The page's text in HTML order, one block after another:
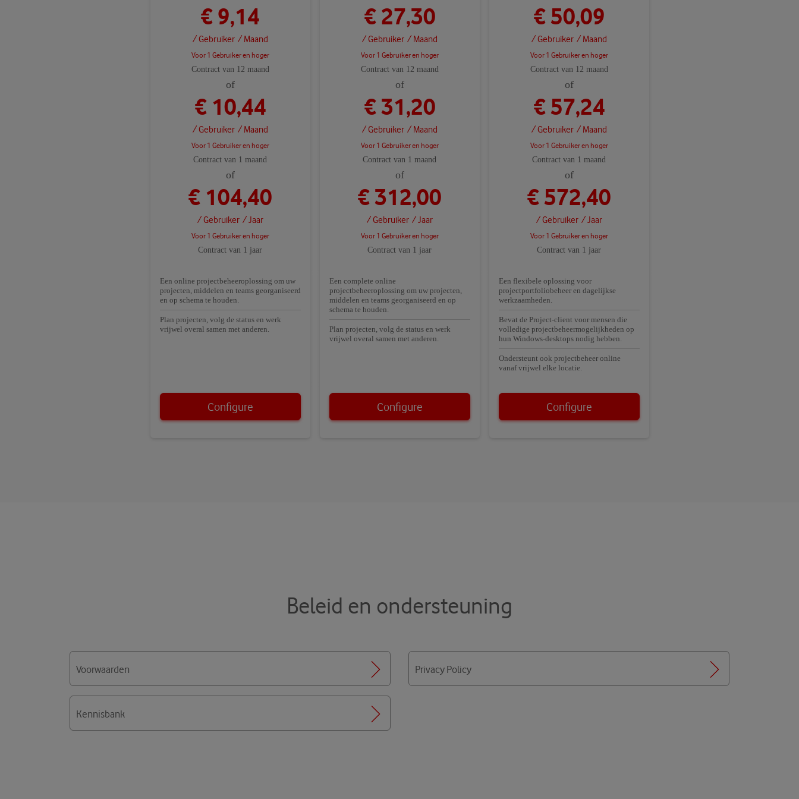
€ 9,14
/ Gebruiker / Maand
Voor 1 Gebruiker en hoger
Contract van 12 maand
of
€ 10,44
/ Gebruiker / Maand
Voor 1 Gebruiker en hoger
Contract van 1 maand
of
€ 104,40
/ Gebruiker / Jaar
Voor 1 Gebruiker en hoger
Contract van 1 jaar
€ 27,30
/ Gebruiker / Maand
Voor 1 Gebruiker en hoger
Contract van 12 maand
of
€ 31,20
/ Gebruiker / Maand
Voor 1 Gebruiker en hoger
Contract van 1 maand
of
€ 312,00
/ Gebruiker / Jaar
Voor 1 Gebruiker en hoger
Contract van 1 jaar
€ 50,09
/ Gebruiker / Maand
Voor 1 Gebruiker en hoger
Contract van 12 maand
of
€ 57,24
/ Gebruiker / Maand
Voor 1 Gebruiker en hoger
Contract van 1 maand
of
€ 572,40
/ Gebruiker / Jaar
Voor 1 Gebruiker en hoger
Contract van 1 jaar
Een online projectbeheeroplossing om uw
projecten, middelen en teams georganiseerd
en op schema te houden.
Plan projecten, volg de status en werk
vrijwel overal samen met anderen.
Een complete online
projectbeheeroplossing om uw projecten,
middelen en teams georganiseerd en op
schema te houden.
Plan projecten, volg de status en werk
vrijwel overal samen met anderen.
Een flexibele oplossing voor
projectportfoliobeheer en dagelijkse
werkzaamheden.
Bevat de Project-client voor mensen die
volledige projectbeheermogelijkheden op
hun Windows-desktops nodig hebben.
Ondersteunt ook projectbeheer online
vanaf vrijwel elke locatie.
Configure Configure Configure
Beleid en ondersteuning
Voorwaarden Privacy Policy
Kennisbank